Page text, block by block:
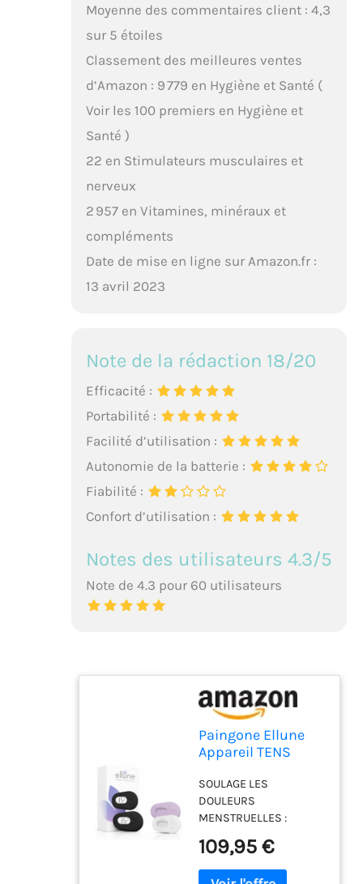
Moyenne des commentaires client : 4,3
sur 5 étoiles
Classement des meilleures ventes
d’Amazon : 9 779 en Hygiène et Santé (
Voir les 100 premiers en Hygiène et
Santé )
22 en Stimulateurs musculaires et
nerveux
2 957 en Vitamines, minéraux et
compléments
Date de mise en ligne sur Amazon.fr :
13 avril 2023
Note de la rédaction 18/20
Efficacité :
Portabilité :
Facilité d’utilisation :
Autonomie de la batterie :
Fiabilité :
Confort d’utilisation :
Notes des utilisateurs 4.3/5
Note de 4.3 pour 60 utilisateurs
Paingone Ellune
Appareil TENS
Menstruelles
Crampes-Noir
SOULAGE LES
DOULEURS
MENSTRUELLES :
conçu spécialement
pour soulager les
109,95 €